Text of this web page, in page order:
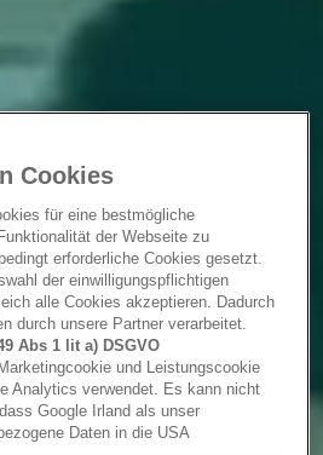
Cookies
für eine bestmögliche
der Webseite zu
erforderliche Cookies gesetzt.
der einwilligungspflichtigen
alle Cookies akzeptieren. Dadurch
durch unsere Partner verarbeitet.
Abs 1 lit a) DSGVO
und Leistungscookie
Analytics verwendet. Es kann nicht
Google Irland als unser
Daten in die USA